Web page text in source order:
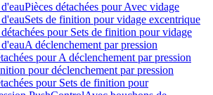
Pièces détachées pour Avec vidage
Sets de finition pour vidage excentrique
détachées pour Sets de finition pour vidage
A déclenchement par pression
pour A déclenchement par pression
pour déclenchement par pression
pour Sets de finition pour